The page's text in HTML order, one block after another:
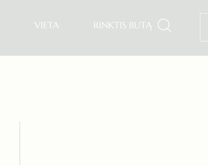
VIETA RINKTIS BUTĄ